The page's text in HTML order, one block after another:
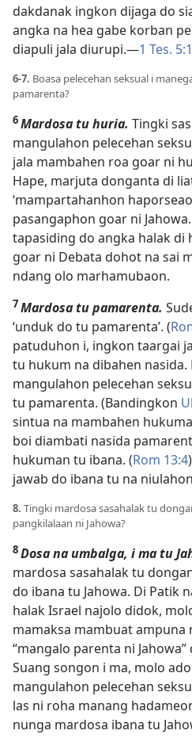
dakdanak ingkon dijaga do
angka na hea gabe korban
diapuli jala diurupi.​—1 Tes.
6-7. Boasa pelecehan seksual i
pamarenta?
6Mardosa tu huria. Tingki
mangulahon pelecehan
jala mambahen roa goar ni
Hape, marjuta donganta di
‘mampartahanhon
pasangaphon goar ni
tapasiding do angka halak di
goar ni Debata dohot na sai
ndang olo marhamubaon.
7Mardosa tu pamarenta.
‘unduk do tu pamarenta’. (
patuduhon i, ingkon taargai
tu hukum na dibahen
mangulahon pelecehan
tu pamarenta. (Bandingkon
sintua na mambahen
boi diambati nasida
hukuman tu ibana. (Rom 13:4
jawab do ibana tu na
8. Tingki mardosa sasahalak tu
pangkilalaan ni Jahowa?
8Dosa na umbalga, i ma tu
mardosa sasahalak tu
do ibana tu Jahowa. Di Patik
halak Israel najolo didok,
mamaksa mambuat ampuna
“mangalo parenta ni Jahowa”
Suang songon i ma, molo
mangulahon pelecehan
las ni roha manang
nunga mardosa ibana tu